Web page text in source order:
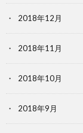
2018年12月
2018年11月
2018年10月
2018年9月